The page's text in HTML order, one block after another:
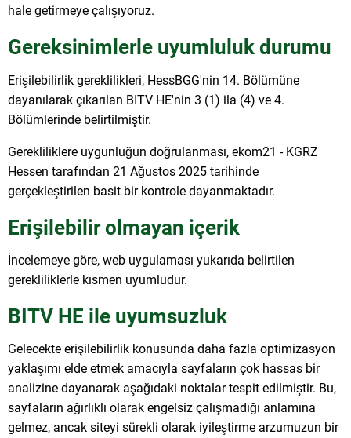
hale getirmeye çalışıyoruz.
Gereksinimlerle uyumluluk durumu
Erişilebilirlik gereklilikleri, HessBGG'nin 14. Bölümüne
dayanılarak çıkarılan BITV HE'nin 3 (1) ila (4) ve 4.
Bölümlerinde belirtilmiştir.
Gerekliliklere uygunluğun doğrulanması, ekom21 - KGRZ
Hessen tarafından 21 Ağustos 2025 tarihinde
gerçekleştirilen basit bir kontrole dayanmaktadır.
Erişilebilir olmayan içerik
İncelemeye göre, web uygulaması yukarıda belirtilen
gerekliliklerle kısmen uyumludur.
BITV HE ile uyumsuzluk
Gelecekte erişilebilirlik konusunda daha fazla optimizasyon
yaklaşımı elde etmek amacıyla sayfaların çok hassas bir
analizine dayanarak aşağıdaki noktalar tespit edilmiştir. Bu,
sayfaların ağırlıklı olarak engelsiz çalışmadığı anlamına
gelmez, ancak siteyi sürekli olarak iyileştirme arzumuzun bir